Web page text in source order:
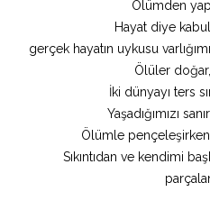
Ölümden
Hayat diye
gerçek hayatın uykusu
Ölüler
İki dünyayı ters
Yaşadığımızı
Ölümle pençeleşirken
Sıkıntıdan ve kendimi